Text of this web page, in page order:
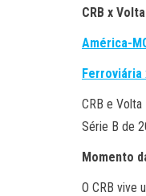
CRB x
América-
Ferroviária
CRB e
Série B de
Momento
O CRB vive